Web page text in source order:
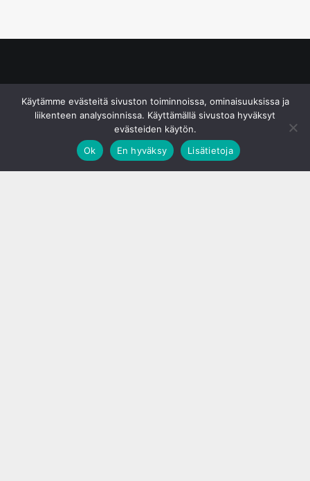
Käytämme evästeitä sivuston toiminnoissa, ominaisuuksissa ja
liikenteen analysoinnissa. Käyttämällä sivustoa hyväksyt
evästeiden käytön.
Ok
En hyväksy Lisätietoja